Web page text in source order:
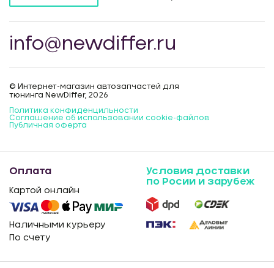
info@newdiffer.ru
© Интернет-магазин автозапчастей для
тюнинга NewDiffer, 2026
Политика конфиденцильности
Соглашение об использовании cookie-файлов
Публичная оферта
Оплата
Картой онлайн
Наличными курьеру
По счету
Условия доставки
по Росии и зарубеж